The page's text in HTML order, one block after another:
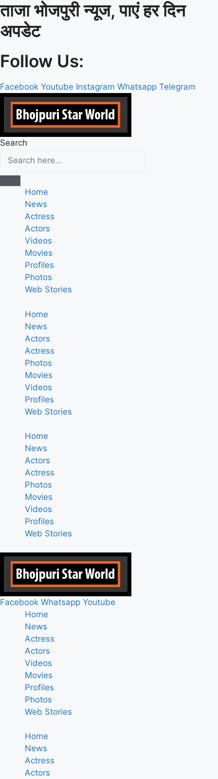
Skip
to
content
ताजा भोजपुरी न्यूज, पाएं हर दिन
अपडेट
Follow Us:
Facebook Youtube Instagram Whatsapp Telegram
Search
Home
News
Actress
Actors
Videos
Movies
Profiles
Photos
Web Stories
Home
News
Actors
Actress
Photos
Movies
Videos
Profiles
Web Stories
Home
News
Actors
Actress
Photos
Movies
Videos
Profiles
Web Stories
Facebook Whatsapp Youtube
Home
News
Actress
Actors
Videos
Movies
Profiles
Photos
Web Stories
Home
News
Actress
Actors